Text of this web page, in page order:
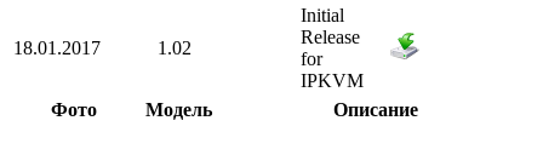
18.01.2017 1.02
Initial
Release
for
IPKVM
Фото
Модель Описание